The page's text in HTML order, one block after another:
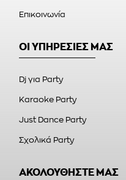
Επικοινωνία
ΟΙ ΥΠΗΡΕΣΙΕΣ ΜΑΣ
Dj για Party
Karaoke Party
Just Dance Party
Σχολικά Party
ΑΚΟΛΟΥΘΗΣΤΕ ΜΑΣ